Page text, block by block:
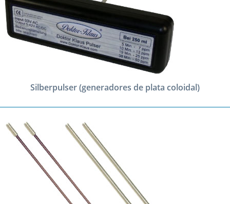
Silberpulser (generadores de plata coloidal)